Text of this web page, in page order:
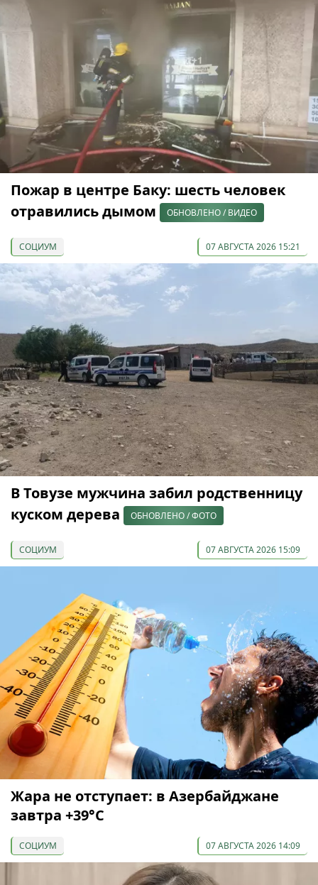
Пожар в центре Баку: шесть человек
отравились дымом
ОБНОВЛЕНО / ВИДЕО
СОЦИУМ 07 АВГУСТА 2026 15:21
В Товузе мужчина забил родственницу
куском дерева
ОБНОВЛЕНО / ФОТО
СОЦИУМ 07 АВГУСТА 2026 15:09
Жара не отступает: в Азербайджане
завтра +39°С
СОЦИУМ 07 АВГУСТА 2026 14:09